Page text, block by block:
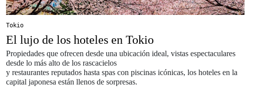
Tokio
El lujo de los hoteles en Tokio
Propiedades que ofrecen desde una ubicación ideal, vistas espectaculares
desde lo más alto de los rascacielos
y restaurantes reputados hasta spas con piscinas icónicas, los hoteles en la
capital japonesa están llenos de sorpresas.